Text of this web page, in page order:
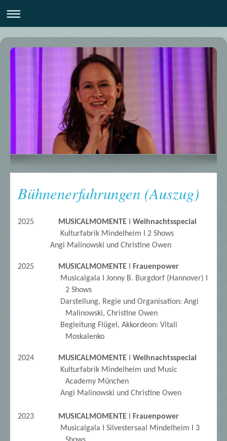
Bühnenerfahrungen (Auszug)
2025 MUSICALMOMENTE
Weihnachtsspecial
Kulturfabrik Mindelheim I 2 Shows
Angi Malinowski und Christine Owen
2025 MUSICALMOMENTE
Frauenpower
Musicalgala I Jonny B. Burgdorf (Hannover) I
2 Shows
Darstellung, Regie und Organisation: Angi
Malinowski, Christine Owen
Begleitung Flügel, Akkordeon: Vitali
Moskalenko
2024 MUSICALMOMENTE
Weihnachtsspecial
Kulturfabrik Mindelheim und Music
Academy München
Angi Malinowski und Christine Owen
2023 MUSICALMOMENTE
Frauenpower
Musicalgala I Silvestersaal Mindelheim I 3